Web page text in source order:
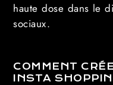
haute dose dans le
sociaux.
COMMENT
INSTA